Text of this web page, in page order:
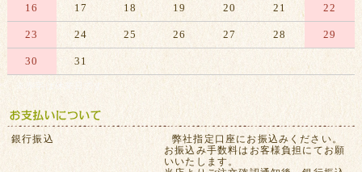
16 17 18 19 20 21 22
23 24 25 26 27 28 29
30 31
※赤字は休業日です
銀行振込
弊社指定口座にお振込みください。
お振込み手数料はお客様負担にてお願
いいたします。